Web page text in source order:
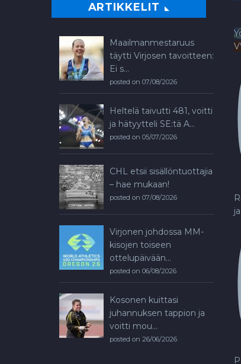
ARTIKKELIT
Maailmanmestaruus
täytti Virjosen tavoitteen:
Ei s...
posted on 07/08/2026
Heltelä taivutti 481, voitti
ja hätyytteli SE:tä A...
posted on 05/07/2026
CHL etsii sisällöntuottajia
– hae mukaan!
posted on 07/08/2026
Virjonen johdossa MM-
kisojen toiseen
ottelupäivään...
posted on 06/08/2026
Kosonen kuittasi
juhannuksen tappion ja
voitti mou...
posted on 26/06/2026